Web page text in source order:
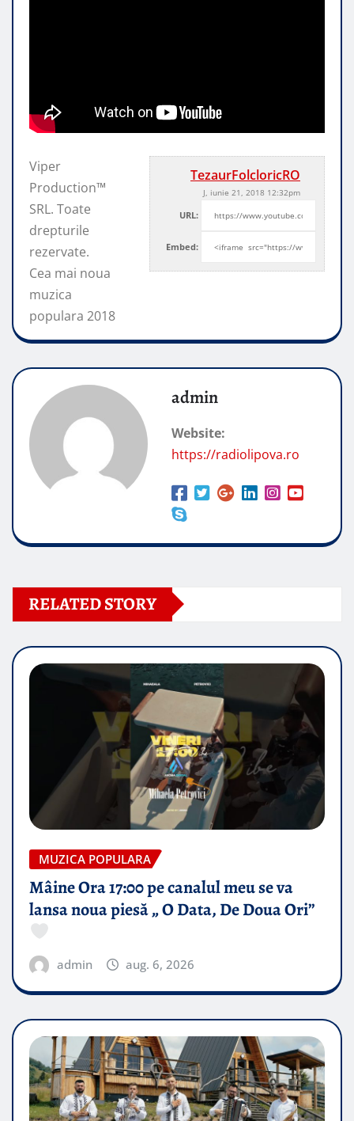
TezaurFolcloricRO
J, iunie 21, 2018 12:32pm
URL:
Embed:
Viper
Production™
SRL. Toate
drepturile
rezervate.
Cea mai noua
muzica
populara 2018
admin
Website:
https://radiolipova.ro
RELATED STORY
MUZICA POPULARA
Mâine Ora 17:00 pe canalul meu se va
lansa noua piesă „ O Data, De Doua Ori”
admin aug. 6, 2026